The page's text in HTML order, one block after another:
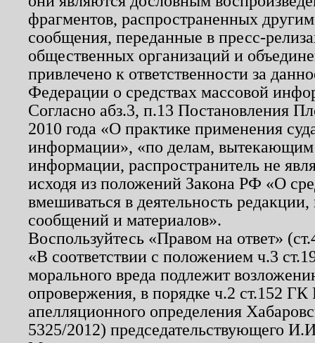
фрагментов, распространенных
сообщения, переданные в пресс-
общественных организаций и
привлечено к ответственности за
Федерации о средствах массовой
Согласно абз.3, п.13 Постановления
2010 года «О практике применения
информации», «по делам, вытекающим
информации, распространитель не
исходя из положений Закона РФ «О
вмешиваться в деятельность
сообщений и материалов».
Воспользуйтесь «Правом на ответ»
«В соответствии с положением ч.3
морального вреда подлежит
опровержения, в порядке ч.2 ст.152
апелляционного определения
5325/2012) председательствующего